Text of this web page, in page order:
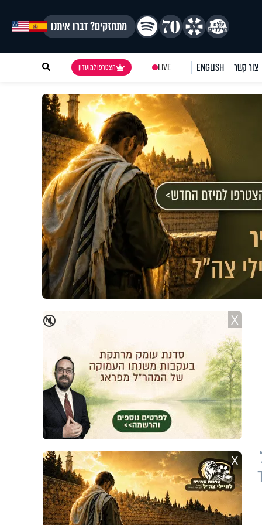
מתחזקים? דברו איתנו
צור קשר ENGLISH
LIVE הצטרפו למועדון
🔇 X
X